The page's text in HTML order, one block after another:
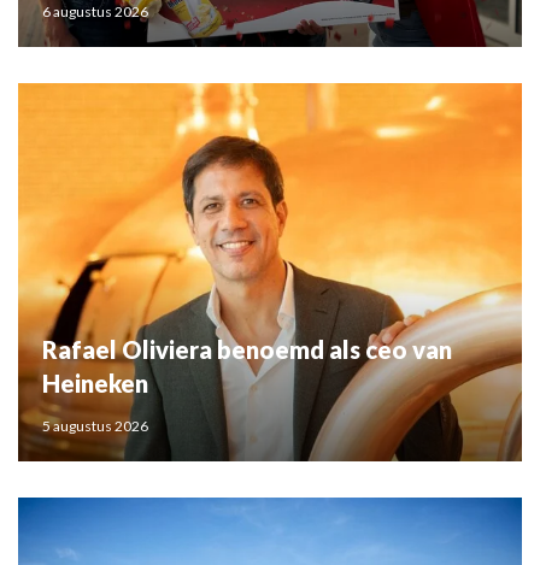
6 augustus 2026
Rafael Oliviera benoemd als ceo van
Heineken
5 augustus 2026